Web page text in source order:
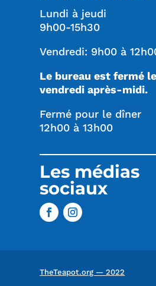
Lundi à jeudi
9h00-15h30
Vendredi: 9h00 à
Le bureau est fermé le
vendredi après-midi.
Fermé pour le dîner
12h00 à 13h00
Les médias
sociaux
TheTeapot.org — 2022